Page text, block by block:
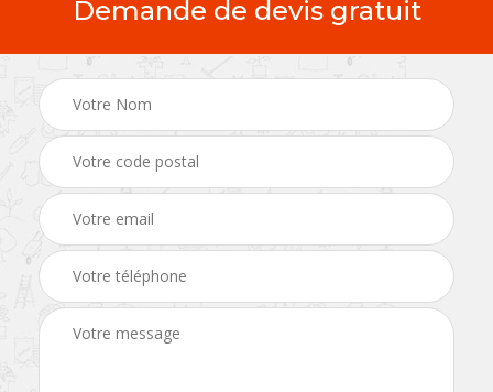
Demande de devis gratuit